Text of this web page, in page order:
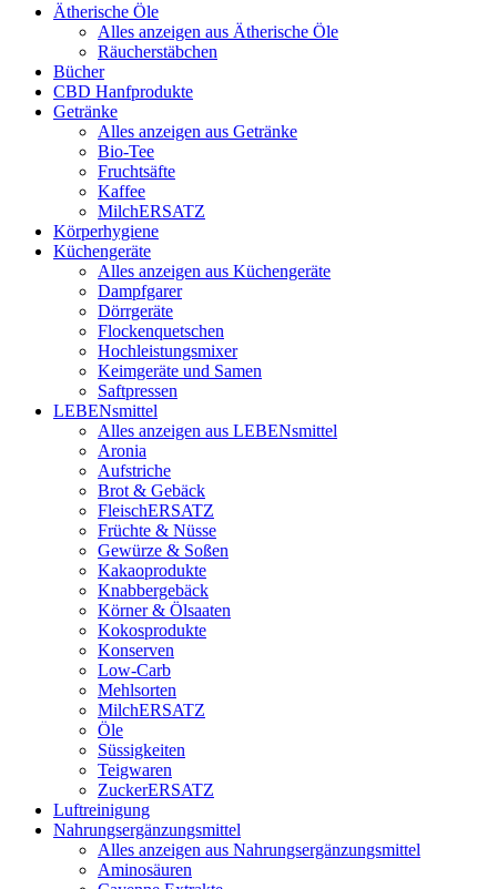
Ätherische Öle
Alles anzeigen aus Ätherische Öle
Räucherstäbchen
Bücher
CBD Hanfprodukte
Getränke
Alles anzeigen aus Getränke
Bio-Tee
Fruchtsäfte
Kaffee
MilchERSATZ
Körperhygiene
Küchengeräte
Alles anzeigen aus Küchengeräte
Dampfgarer
Dörrgeräte
Flockenquetschen
Hochleistungsmixer
Keimgeräte und Samen
Saftpressen
LEBENsmittel
Alles anzeigen aus LEBENsmittel
Aronia
Aufstriche
Brot & Gebäck
FleischERSATZ
Früchte & Nüsse
Gewürze & Soßen
Kakaoprodukte
Knabbergebäck
Körner & Ölsaaten
Kokosprodukte
Konserven
Low-Carb
Mehlsorten
MilchERSATZ
Öle
Süssigkeiten
Teigwaren
ZuckerERSATZ
Luftreinigung
Nahrungsergänzungsmittel
Alles anzeigen aus Nahrungsergänzungsmittel
Aminosäuren